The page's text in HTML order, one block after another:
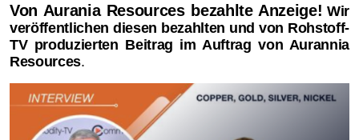
Von Aurania Resources bezahlte Anzeige! Wir
veröffentlichen diesen bezahlten und von Rohstoff-
TV produzierten Beitrag im Auftrag von Aurannia
Resources.